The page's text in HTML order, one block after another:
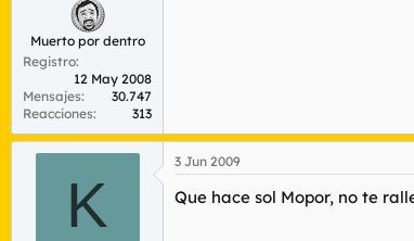
Muerto por dentro
Registro
12 May 2008
Mensajes
30.747
Reacciones
313
K
3 Jun 2009
Que hace sol Mopor, no te